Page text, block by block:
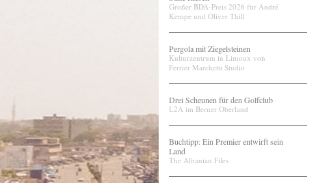
Großer BDA-Preis 2026 für André
Kempe und Oliver Thill
Pergola mit Ziegelsteinen
Kulturzentrum in Limoux von
Ferrier Marchetti Studio
Drei Scheunen für den Golfclub
L2A im Berner Oberland
Buchtipp: Ein Premier entwirft sein
Land
The Albanian Files